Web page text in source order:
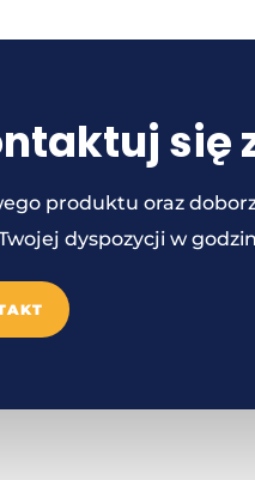
się
produktu oraz
dyspozycji w